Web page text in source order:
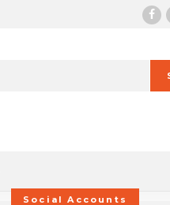
Social Accounts